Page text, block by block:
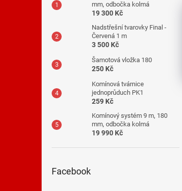
mm, odbočka kolmá
19 300 Kč
Nadstřešní tvarovky Final -
Červená 1 m
3 500 Kč
Šamotová vložka 180
250 Kč
Komínová tvárnice
jednoprůduch PK1
259 Kč
Komínový systém 9 m, 180
mm, odbočka kolmá
19 990 Kč
Facebook